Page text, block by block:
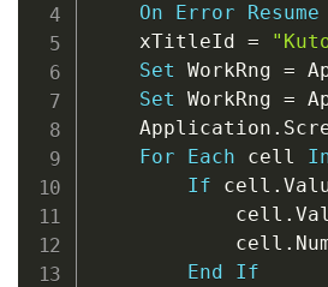
On
Error Resume
    xTitleId
=
Set WorkRng =
Set WorkRng =
    Application
.
For
Each cell
If cell .
            cell
.
            cell
.
End
If